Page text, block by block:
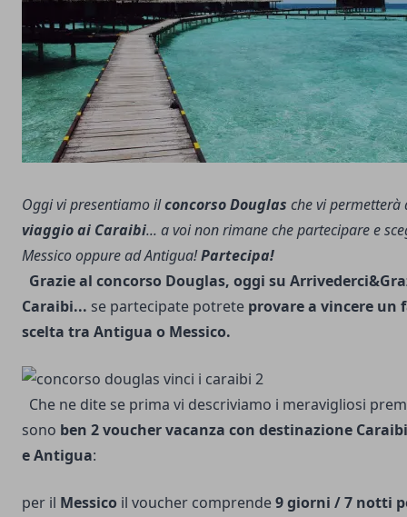
Oggi vi presentiamo ilconcorso Douglas che vi
viaggio ai Caraibi... a voi non rimane che partecipare e
Messico oppure ad Antigua!Partecipa!
Grazie al concorso Douglas, oggi su
Caraibi... se partecipate potrete provare a vincere un
scelta tra Antigua o Messico.
Che ne dite se prima vi descriviamo i meravigliosi
sono ben 2 voucher vacanza con destinazione
e Antigua:
per il Messico il voucher comprende9 giorni / 7 notti